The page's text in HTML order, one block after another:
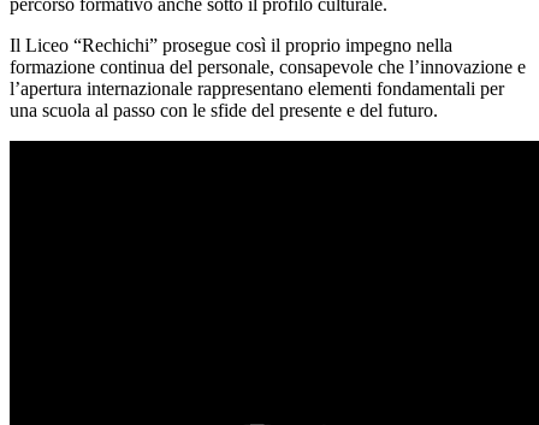
Il Liceo “Rechichi” prosegue così il proprio impegno nella
formazione continua del personale, consapevole che l’innovazione e
l’apertura internazionale rappresentano elementi fondamentali per
una scuola al passo con le sfide del presente e del futuro.